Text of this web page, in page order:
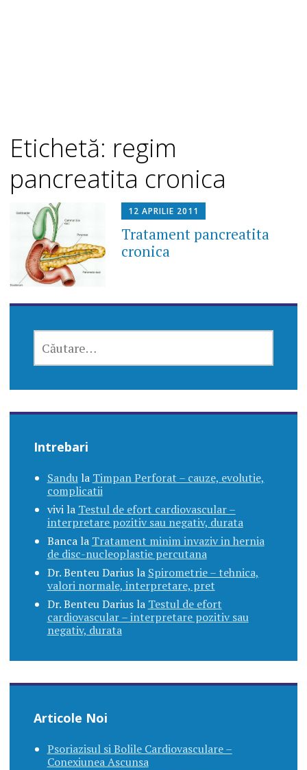
Etichetă: regim
pancreatita cronica
12 APRILIE 2011
Tratament pancreatita
cronica
DUPĂ:
Intrebari
Sandula Timpan Perforat – cauze, evolutie,
complicatii
vivila Testul de efort cardiovascular –
interpretare pozitiv sau negativ, durata
Bancala Tratament minim invaziv in hernia
de disc-nucleoplastie percutana
Dr. Benteu Dariusla Spirometrie – tehnica,
valori normale, interpretare, pret
Dr. Benteu Dariusla Testul de efort
cardiovascular – interpretare pozitiv sau
negativ, durata
Articole Noi
Psoriazisul si Bolile Cardiovasculare –
Conexiunea Ascunsa